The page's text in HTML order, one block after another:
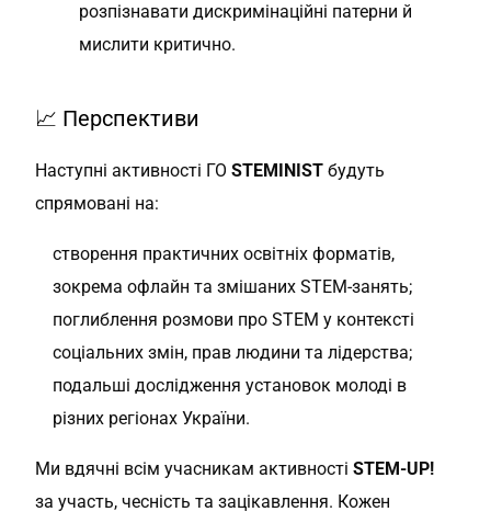
розпізнавати дискримінаційні патерни й
мислити критично.
📈 Перспективи
Наступні активності ГОSTEMINIST будуть
спрямовані на:
створення практичних освітніх форматів,
зокрема офлайн та змішаних STEM-занять;
поглиблення розмови про STEM у контексті
соціальних змін, прав людини та лідерства;
подальші дослідження установок молоді в
різних регіонах України.
Ми вдячні всім учасникам активностіSTEM-UP!
за участь, чесність та зацікавлення. Кожен